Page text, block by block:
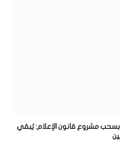
بسحب مشروع قانون الإعلام: يُبقي